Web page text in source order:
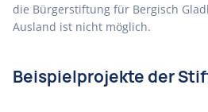
die Bürgerstiftung für Bergisch
Ausland ist nicht möglich.
Beispielprojekte der